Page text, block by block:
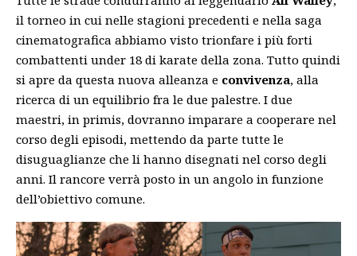
il torneo in cui nelle stagioni precedenti e nella saga
cinematografica abbiamo visto trionfare i più forti
combattenti under 18 di karate della zona. Tutto quindi
si apre da questa nuova alleanza e convivenza, alla
ricerca di un equilibrio fra le due palestre. I due
maestri, in primis, dovranno imparare a cooperare nel
corso degli episodi, mettendo da parte tutte le
disuguaglianze che li hanno disegnati nel corso degli
anni. Il rancore verrà posto in un angolo in funzione
dell’obiettivo comune.